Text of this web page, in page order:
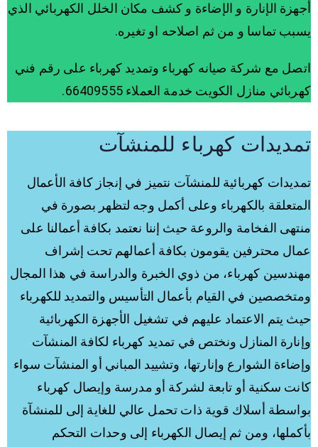
أجهزة الإنارة و الإضاءة و كشف مكان الخلل الكهربائي الذي
يسبب تماسا و من ثم اصلاحه او تغيره.
اتصل مع شركة صيانه كهرباء وتمديد كهرباء على رقم فني
كهربائي منازل الكويت خدمة العملاء 66409555.
تمديدات كهرباء للمنشآت
تمديدات كهربائية للمنشآت نتميز في إنجاز كافة الأعمال
المتعلقة بالكهرباء وعلى أكمل وجه لتظهر بصورة في
منتهى الفخامة والروعة حيث إننا نعتمد بكافة أعمالنا على
عمال محترفين يقومون بكافة أعمالهم تحت إشراف
مهندسين كهرباء، من ذوي الخبرة والدراسة في هذا المجال
ومتخصصين في القيام بأعمال التأسيس والتمديد للكهرباء
حيث يتم الاعتماد عليهم في تشغيل الأجهزة الكهربائية
وإنارة المنازل ونختص في تمديد كهرباء لكافة المنشآت
وإضاءة الشوارع وإنارتها، وتشييد المباني أو المنشآت سواء
كانت سكنية أو تابعة لشركة أو مدرسة وإيصال كهرباء
بواسطة أسلاك قوية ذات تحمل عالي للغاية إلى للمنشآة
بأكملها، ومن ثم إيصال الكهرباء إلى وحدات التحكم